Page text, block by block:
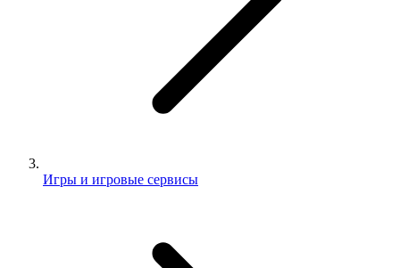
Игры и игровые сервисы